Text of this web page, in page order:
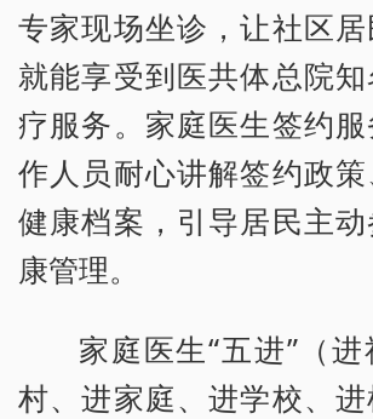
专家现场坐诊，让社区
就能享受到医共体总院
疗服务。家庭医生签约
作人员耐心讲解签约政
健康档案，引导居民主
康管理。
家庭医生“五进”（
村、进家庭、进学校、